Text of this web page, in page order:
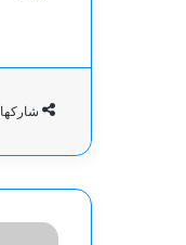
شاركها
ترامب: